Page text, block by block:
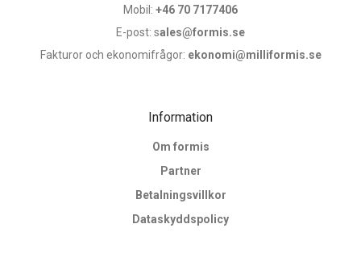
Mobil: +46 70 7177406
E-post: sales@formis.se
Fakturor och ekonomifrågor: ekonomi@milliformis.se
Information
Om formis
Partner
Betalningsvillkor
Dataskyddspolicy